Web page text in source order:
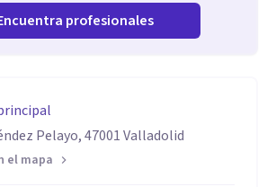
profesionales
Pelayo, 47001 Valladolid
el mapa